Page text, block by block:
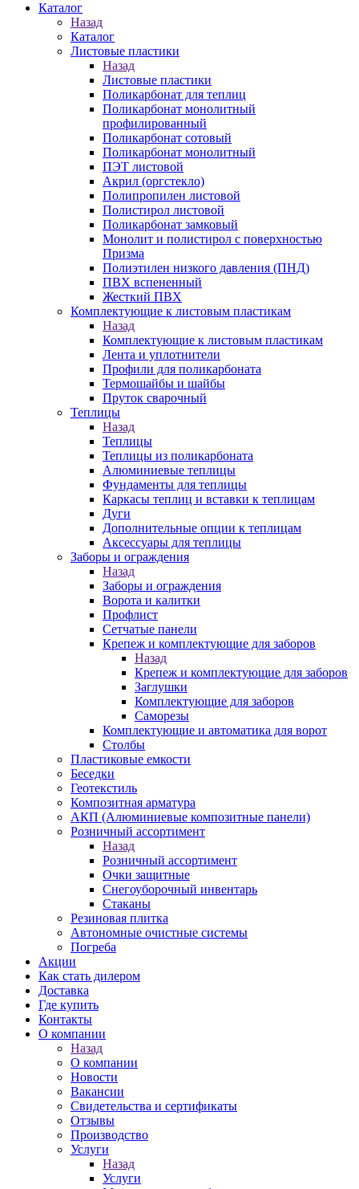
Каталог
Назад
Каталог
Листовые пластики
Назад
Листовые пластики
Поликарбонат для теплиц
Поликарбонат монолитный
профилированный
Поликарбонат сотовый
Поликарбонат монолитный
ПЭТ листовой
Акрил (оргстекло)
Полипропилен листовой
Полистирол листовой
Поликарбонат замковый
Монолит и полистирол с поверхностью
Призма
Полиэтилен низкого давления (ПНД)
ПВХ вспененный
Жесткий ПВХ
Комплектующие к листовым пластикам
Назад
Комплектующие к листовым пластикам
Лента и уплотнители
Профили для поликарбоната
Термошайбы и шайбы
Пруток сварочный
Теплицы
Назад
Теплицы
Теплицы из поликарбоната
Алюминиевые теплицы
Фундаменты для теплицы
Каркасы теплиц и вставки к теплицам
Дуги
Дополнительные опции к теплицам
Аксессуары для теплицы
Заборы и ограждения
Назад
Заборы и ограждения
Ворота и калитки
Профлист
Сетчатые панели
Крепеж и комплектующие для заборов
Назад
Крепеж и комплектующие для заборов
Заглушки
Комплектующие для заборов
Саморезы
Комплектующие и автоматика для ворот
Столбы
Пластиковые емкости
Беседки
Геотекстиль
Композитная арматура
АКП (Алюминиевые композитные панели)
Розничный ассортимент
Назад
Розничный ассортимент
Очки защитные
Снегоуборочный инвентарь
Стаканы
Резиновая плитка
Автономные очистные системы
Погреба
Акции
Как стать дилером
Доставка
Где купить
Контакты
О компании
Назад
О компании
Новости
Вакансии
Свидетельства и сертификаты
Отзывы
Производство
Услуги
Назад
Услуги